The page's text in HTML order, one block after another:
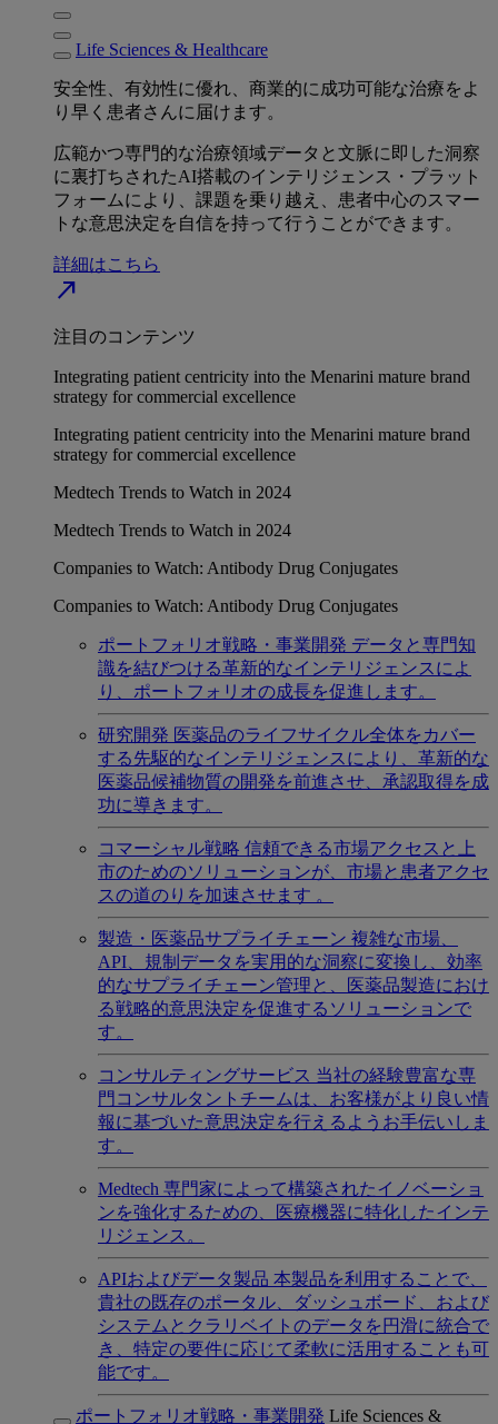
Life Sciences & Healthcare
安全性、有効性に優れ、商業的に成功可能な治療をよ
り早く患者さんに届けます。
広範かつ専門的な治療領域データと文脈に即した洞察
に裏打ちされたAI搭載のインテリジェンス・プラット
フォームにより、課題を乗り越え、患者中心のスマー
トな意思決定を自信を持って行うことができます。
詳細はこちら
north_east
注目のコンテンツ
Integrating patient centricity into the Menarini mature brand
strategy for commercial excellence
Integrating patient centricity into the Menarini mature brand
strategy for commercial excellence
Medtech Trends to Watch in 2024
Medtech Trends to Watch in 2024
Companies to Watch: Antibody Drug Conjugates
Companies to Watch: Antibody Drug Conjugates
ポートフォリオ戦略・事業開発 データと専門知
識を結びつける革新的なインテリジェンスによ
り、ポートフォリオの成長を促進します。
研究開発 医薬品のライフサイクル全体をカバー
する先駆的なインテリジェンスにより、革新的な
医薬品候補物質の開発を前進させ、承認取得を成
功に導きます。
コマーシャル戦略 信頼できる市場アクセスと上
市のためのソリューションが、市場と患者アクセ
スの道のりを加速させます 。
製造・医薬品サプライチェーン 複雑な市場、
API、規制データを実用的な洞察に変換し、効率
的なサプライチェーン管理と、医薬品製造におけ
る戦略的意思決定を促進するソリューションで
す。
コンサルティングサービス 当社の経験豊富な専
門コンサルタントチームは、お客様がより良い情
報に基づいた意思決定を行えるようお手伝いしま
す。
Medtech 専門家によって構築されたイノベーショ
ンを強化するための、医療機器に特化したインテ
リジェンス。
APIおよびデータ製品 本製品を利用することで、
貴社の既存のポータル、ダッシュボード、および
システムとクラリベイトのデータを円滑に統合で
き、特定の要件に応じて柔軟に活用することも可
能です。
ポートフォリオ戦略・事業開発 Life Sciences &